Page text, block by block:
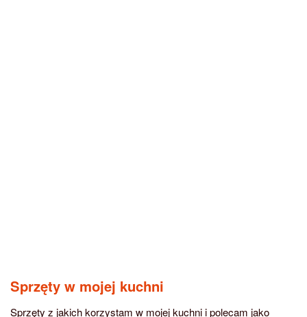
Sprzęty w mojej kuchni
Sprzęty z jakich korzystam w mojej kuchni i polecam jako